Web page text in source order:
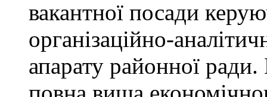
вакантної посади
організаційно-
апарату районної